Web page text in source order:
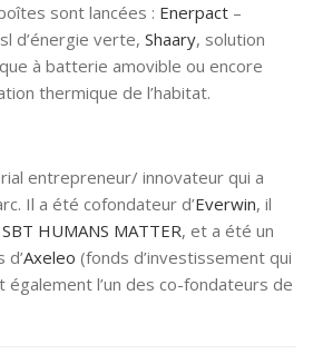
sont lancées : Enerpact –
d’énergie verte, Shaary, solution
à batterie amovible ou encore
thermique de l’habitat.
entrepreneur/ innovateur qui a
Il a été cofondateur d’Everwin, il
SBT HUMANS MATTER, et a été un
d’Axeleo (fonds d’investissement qui
également l’un des co-fondateurs de